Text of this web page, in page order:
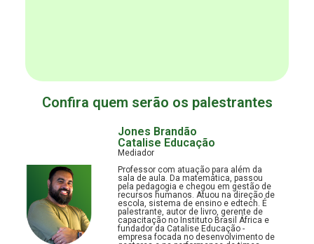
Confira quem serão os palestrantes
Jones Brandão
Catalise Educação
Mediador
Professor com atuação para além da
sala de aula. Da matemática, passou
pela pedagogia e chegou em gestão de
recursos humanos. Atuou na direção de
escola, sistema de ensino e edtech. É
palestrante, autor de livro, gerente de
capacitação no Instituto Brasil África e
fundador da Catalise Educação -
empresa focada no desenvolvimento de